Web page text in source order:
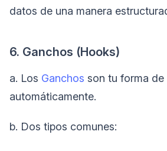
datos de una manera
6. Ganchos (Hooks)
a. Los Ganchos son tu forma de
automáticamente.
b. Dos tipos comunes: